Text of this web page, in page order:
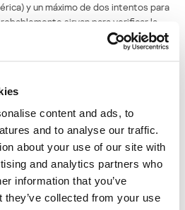
content and ads, to
and to analyse our traffic.
about your use of our site with
and analytics partners who
information that you’ve
they’ve collected from your use
y un máximo de dos intentos para
sirvan para verificar la
concuerda con los requisitos
al que se ataca en esta operación de
en los ataques phishing